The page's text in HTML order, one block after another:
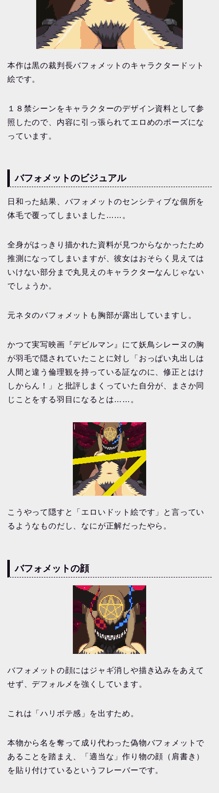
本作は黒の裁判長バフォメットのキャラクタードット
絵です。
１８禁シーンをキャラクターのデザイン資料として参
照したので、内容に引っ張られてエロめのポーズにな
っています。
バフォメットのビジュアル
日和った結果、バフォメットのセンシティブな個所を
体毛で覆ってしまいました……。
全身がはっきり描かれた資料が見つからなかったため
推測になってしまいますが、彼女はおそらく見えては
いけない部分まで丸見えのキャラクターなんじゃない
でしょうか。
元ネタのバフォメットも胸部が露出していますし。
かつて実写映画『デビルマン』にて妖鳥シレーヌの胸
が羽毛で隠されていたことに対し「おっぱい丸出しは
人間と違う倫理観を持っている証なのに、修正とはけ
しからん！」と批評しまくっていた自分が、まさか同
じことをする羽目になるとは……。
こうやって隠すと「エロいドット絵です」と言ってい
るようなものだし、なにが正解だったやら。
バフォメットの顔
バフォメットの顔にはジャギ消しや描き込みをあえて
せず、デフォルメを強くしています。
これは「ハリボテ感」を出すため。
本物から名を奪って成り代わった偽物バフォメットで
あることを踏まえ、「適当な」作り物の顔（肩書き）
を貼り付けているというフレーバーです。